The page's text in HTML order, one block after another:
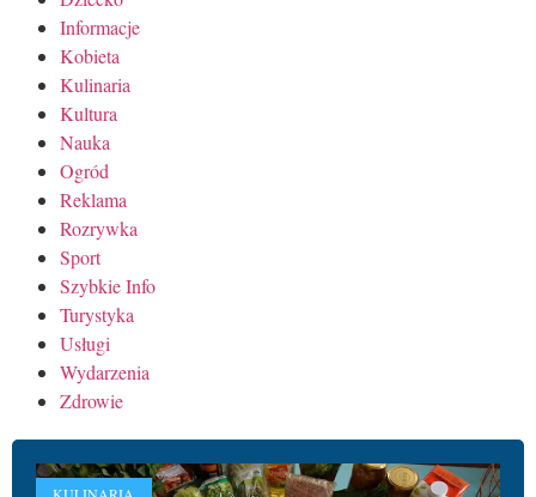
Informacje
Kobieta
Kulinaria
Kultura
Nauka
Ogród
Reklama
Rozrywka
Sport
Szybkie Info
Turystyka
Usługi
Wydarzenia
Zdrowie